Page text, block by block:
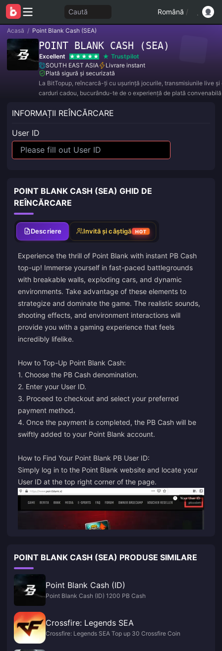
Caută Română /
Acasă / Point Blank Cash (SEA)
POINT BLANK CASH (SEA)
Excellent
Trustpilot
SOUTH EAST ASIA
Livrare instant
Plată sigură și securizată
La BitTopup, reîncarcă-ți cu ușurință jocurile, transmisiunile live și
carduri cadou, bucurându-te de o experiență de plată
INFORMAȚII REÎNCĂRCARE
User ID
POINT BLANK CASH (SEA) GHID DE
REÎNCĂRCARE
Descriere Invită și câștigă HOT
Experience the thrill of Point Blank with instant PB Cash
top-up! Immerse yourself in fast-paced battlegrounds
with breakable walls, exploding cars, and dynamic
environments. Take advantage of these elements to
strategize and dominate the game. The realistic sounds,
shooting effects, and environment interactions will
provide you with a gaming experience that feels
incredibly lifelike.
How to Top-Up Point Blank Cash:
1. Choose the PB Cash denomination.
2. Enter your User ID.
3. Proceed to checkout and select your preferred
payment method.
4. Once the payment is completed, the PB Cash will be
swiftly added to your Point Blank account.
How to Find Your Point Blank PB User ID:
Simply log in to the Point Blank website and locate your
User ID at the top right corner of the page.
POINT BLANK CASH (SEA) PRODUSE SIMILARE
Point Blank Cash (ID)
Point Blank Cash (ID) 1200 PB Cash
Crossfire: Legends SEA
Crossfire: Legends SEA Top up 30 Crossfire Coin